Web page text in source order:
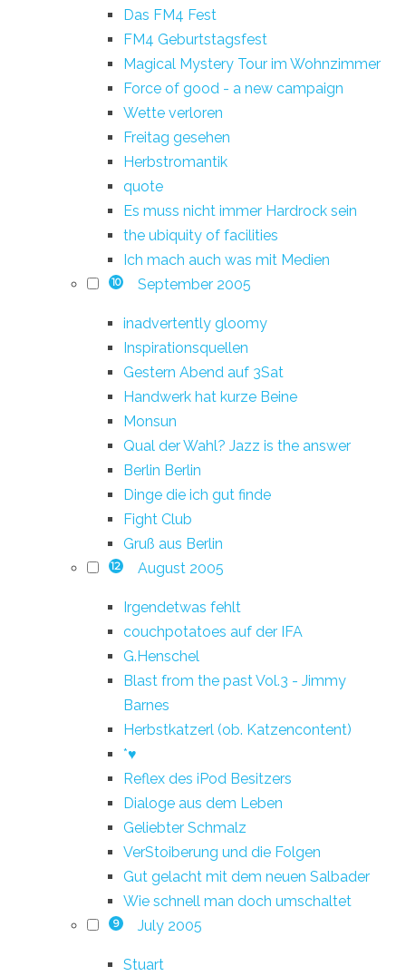
Das FM4 Fest
FM4 Geburtstagsfest
Magical Mystery Tour im Wohnzimmer
Force of good - a new campaign
Wette verloren
Freitag gesehen
Herbstromantik
quote
Es muss nicht immer Hardrock sein
the ubiquity of facilities
Ich mach auch was mit Medien
10 September 2005
inadvertently gloomy
Inspirationsquellen
Gestern Abend auf 3Sat
Handwerk hat kurze Beine
Monsun
Qual der Wahl? Jazz is the answer
Berlin Berlin
Dinge die ich gut finde
Fight Club
Gruß aus Berlin
12 August 2005
Irgendetwas fehlt
couchpotatoes auf der IFA
G.Henschel
Blast from the past Vol.3 - Jimmy
Barnes
Herbstkatzerl (ob. Katzencontent)
*♥
Reflex des iPod Besitzers
Dialoge aus dem Leben
Geliebter Schmalz
VerStoiberung und die Folgen
Gut gelacht mit dem neuen Salbader
Wie schnell man doch umschaltet
9 July 2005
Stuart